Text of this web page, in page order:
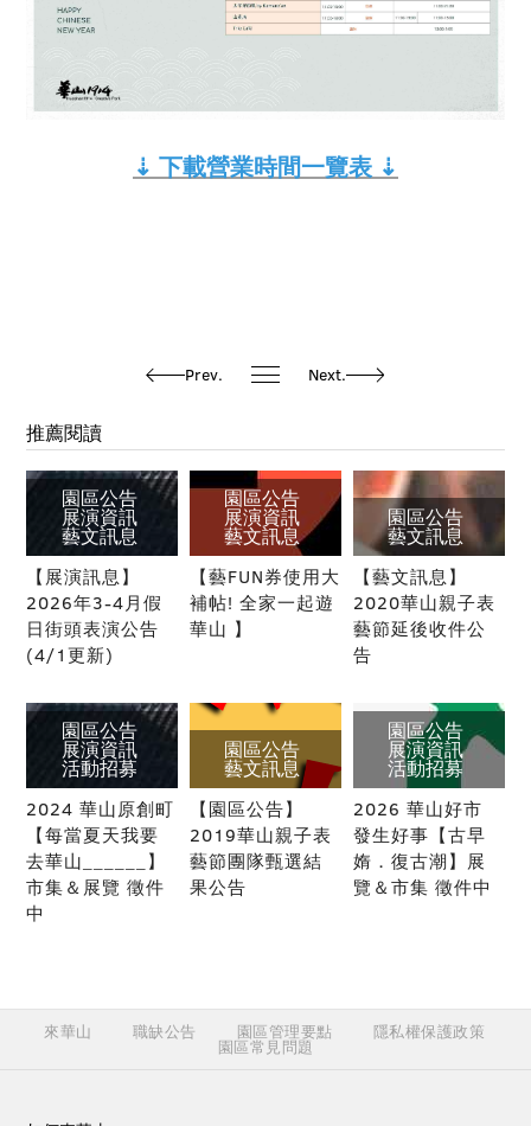
⇣ 下載營業時間一覽表 ⇣
Prev. Next.
推薦閱讀
園區公告
展演資訊
藝文訊息
【展演訊息】
2026年3-4月假
日街頭表演公告
(4/1更新)
園區公告
展演資訊
藝文訊息
【藝FUN券使用大
補帖! 全家一起遊
華山 】
園區公告
藝文訊息
【藝文訊息】
2020華山親子表
藝節延後收件公
告
園區公告
展演資訊
活動招募
2024 華山原創町
【每當夏天我要
去華山______】
市集＆展覽 徵件
中
園區公告
藝文訊息
【園區公告】
2019華山親子表
藝節團隊甄選結
果公告
園區公告
展演資訊
活動招募
2026 華山好市
發生好事【古早
媠．復古潮】展
覽＆市集 徵件中
來華山 職缺公告 園區管理要點 隱私權保護政策
園區常見問題